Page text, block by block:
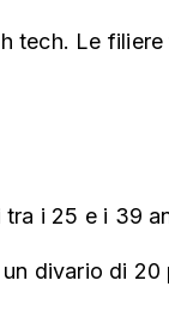
tech. Le
i 25 e i 39
divario di 20